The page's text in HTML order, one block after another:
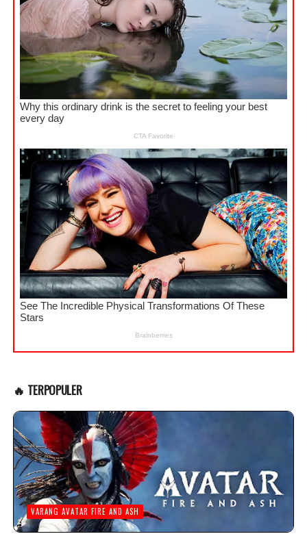
🔥 TERPOPULER
VARANG AVATAR FIRE AND ASH